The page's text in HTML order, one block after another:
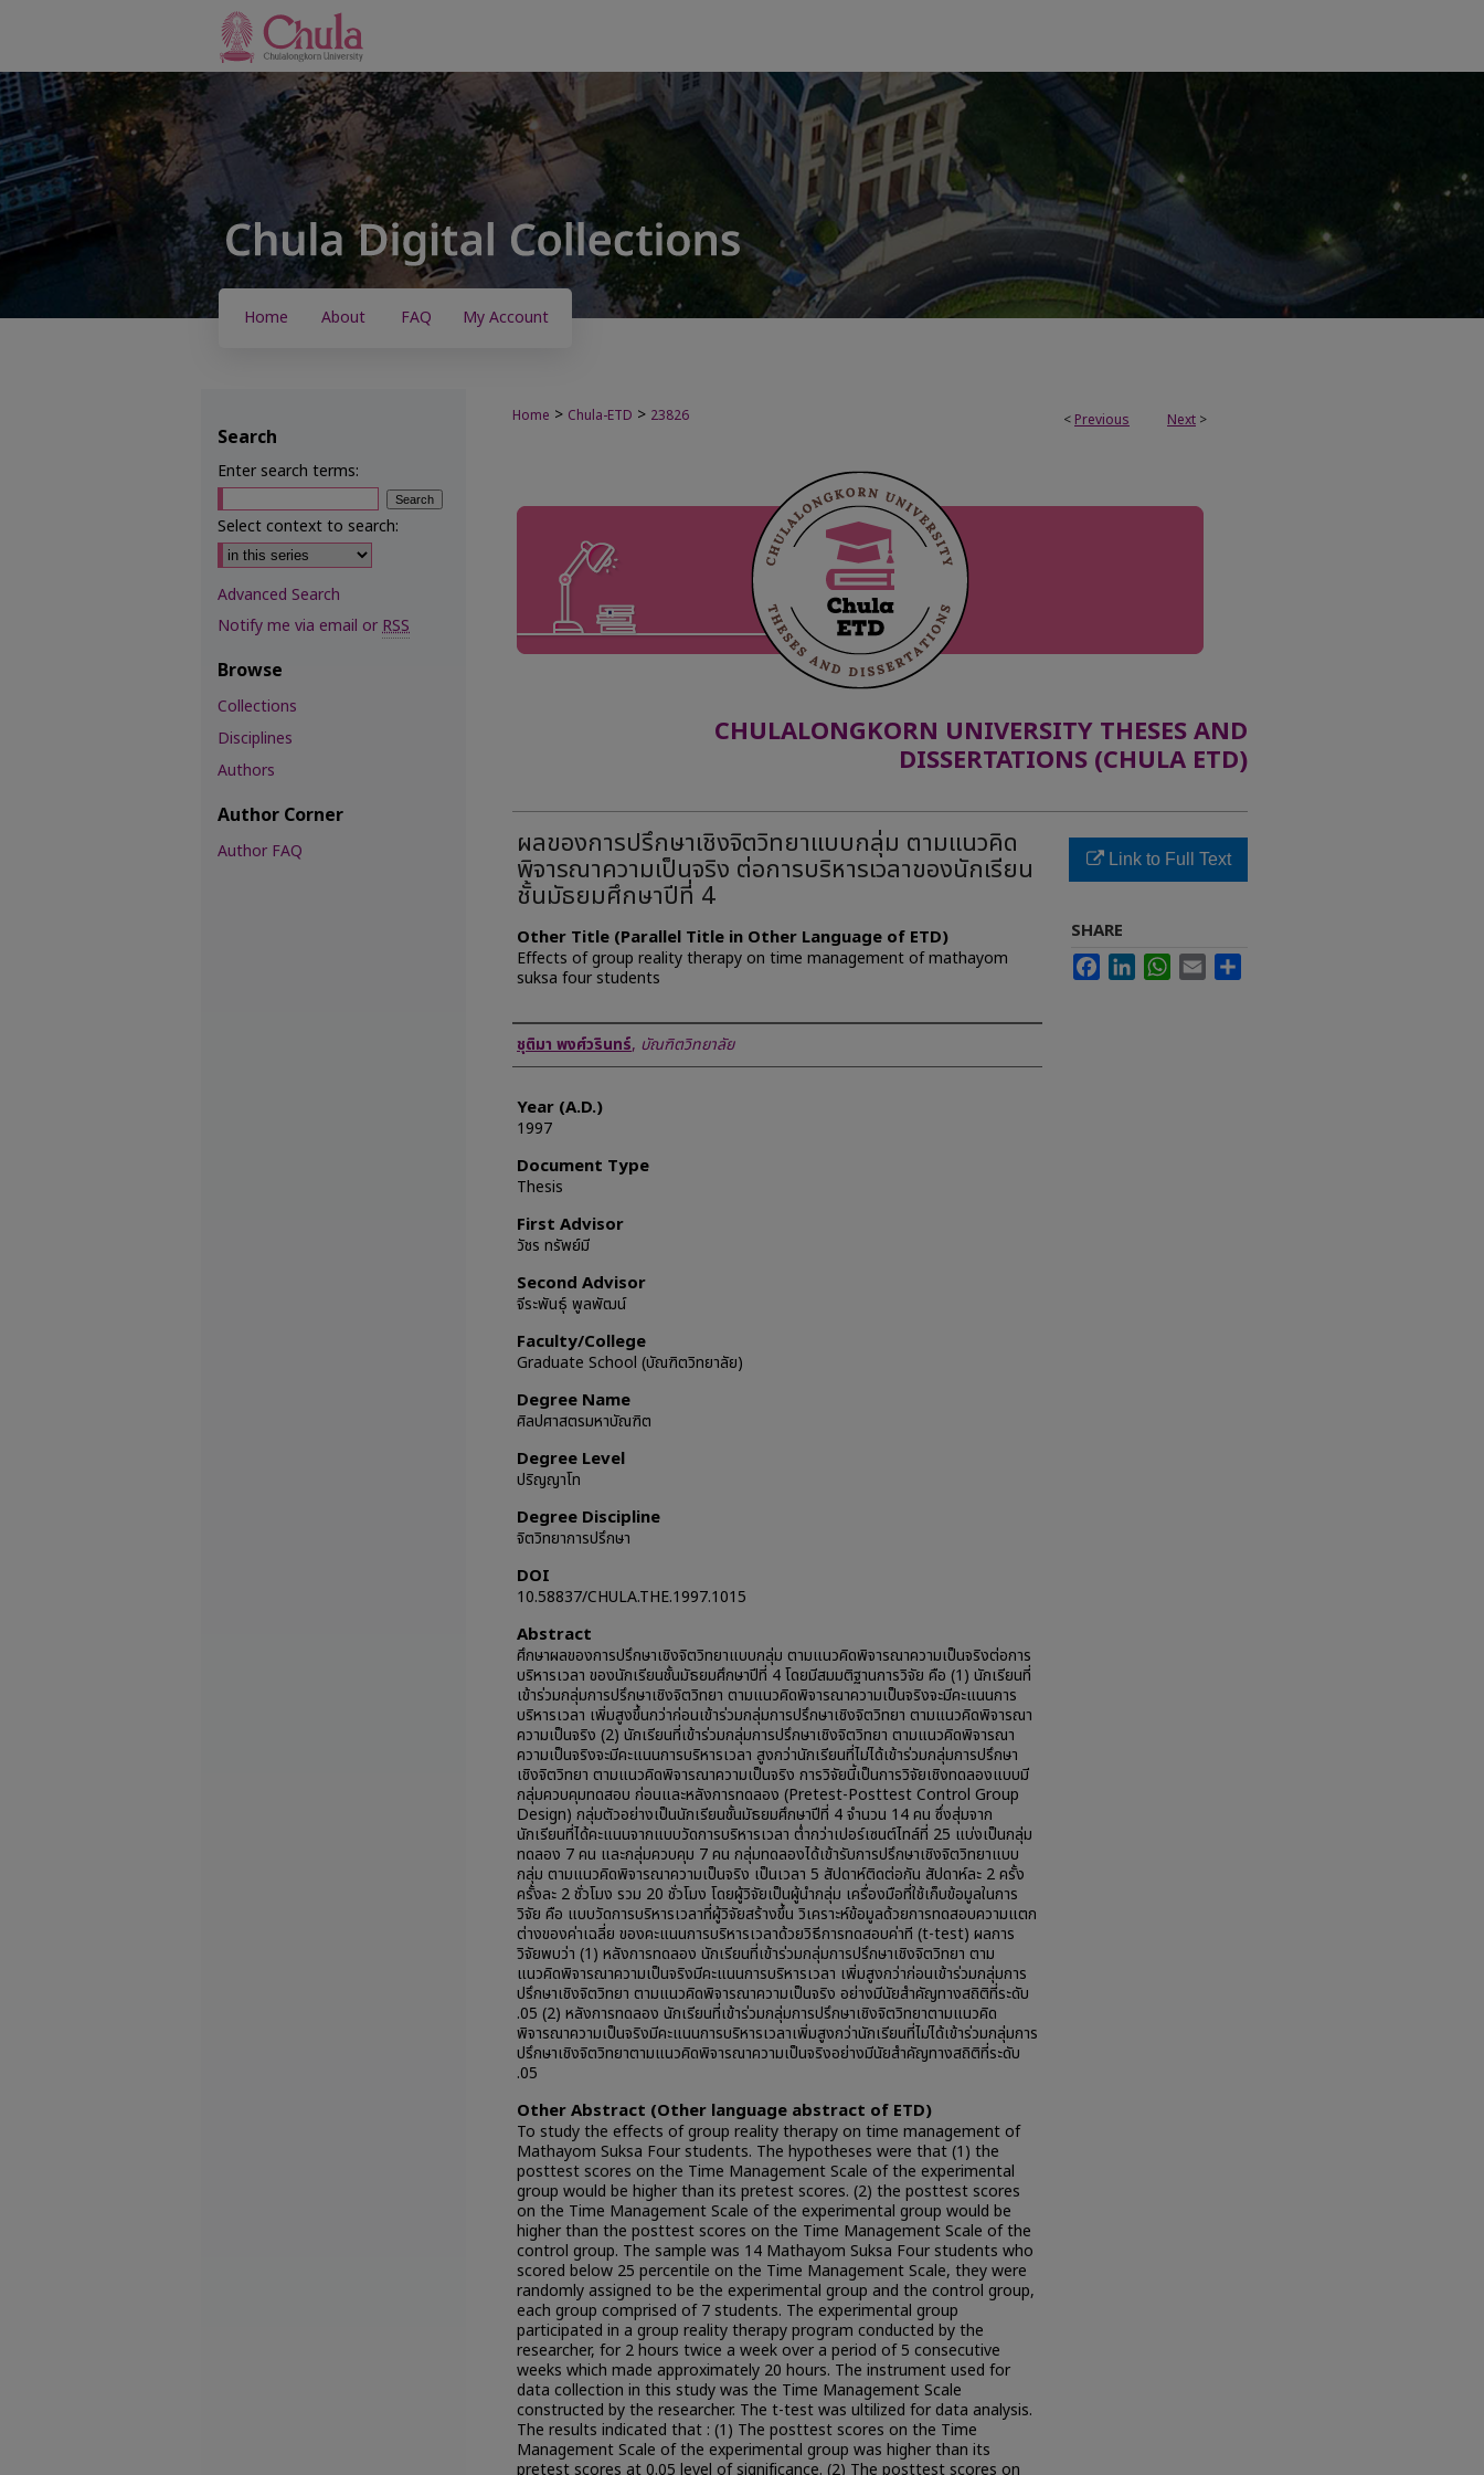
Home About FAQ My Account
< Previous Next >
Home > Chula-ETD > 23826
CHULALONGKORN UNIVERSITY THESES AND
DISSERTATIONS (CHULA ETD)
ผลของการปรึกษาเชิงจิตวิทยาแบบกลุ่ม ตามแนวคิด
พิจารณาความเป็นจริง ต่อการบริหารเวลาของนักเรียน
ชั้นมัธยมศึกษาปีที่ 4
Other Title (Parallel Title in Other Language of ETD)
Effects of group reality therapy on time management of mathayom
suksa four students
Author
ชุติมา พงศ์วรินทร์, บัณฑิตวิทยาลัย
Year (A.D.)
1997
Document Type
Thesis
First Advisor
วัชร ทรัพย์มี
Second Advisor
จีระพันธุ์ พูลพัฒน์
Faculty/College
Graduate School (บัณฑิตวิทยาลัย)
Degree Name
ศิลปศาสตรมหาบัณฑิต
Degree Level
ปริญญาโท
Degree Discipline
จิตวิทยาการปรึกษา
DOI
10.58837/CHULA.THE.1997.1015
Abstract
ศึกษาผลของการปรึกษาเชิงจิตวิทยาแบบกลุ่ม ตามแนวคิดพิจารณาความเป็นจริงต่อการ
บริหารเวลา ของนักเรียนชั้นมัธยมศึกษาปีที่ 4 โดยมีสมมติฐานการวิจัย คือ (1) นักเรียนที่
เข้าร่วมกลุ่มการปรึกษาเชิงจิตวิทยา ตามแนวคิดพิจารณาความเป็นจริงจะมีคะแนนการ
บริหารเวลา เพิ่มสูงขึ้นกว่าก่อนเข้าร่วมกลุ่มการปรึกษาเชิงจิตวิทยา ตามแนวคิดพิจารณา
ความเป็นจริง (2) นักเรียนที่เข้าร่วมกลุ่มการปรึกษาเชิงจิตวิทยา ตามแนวคิดพิจารณา
ความเป็นจริงจะมีคะแนนการบริหารเวลา สูงกว่านักเรียนที่ไม่ได้เข้าร่วมกลุ่มการปรึกษา
เชิงจิตวิทยา ตามแนวคิดพิจารณาความเป็นจริง การวิจัยนี้เป็นการวิจัยเชิงทดลองแบบมี
กลุ่มควบคุมทดสอบ ก่อนและหลังการทดลอง (Pretest-Posttest Control Group
Design) กลุ่มตัวอย่างเป็นนักเรียนชั้นมัธยมศึกษาปีที่ 4 จำนวน 14 คน ซึ่งสุ่มจาก
นักเรียนที่ได้คะแนนจากแบบวัดการบริหารเวลา ต่ำกว่าเปอร์เซนต์ไทล์ที่ 25 แบ่งเป็นกลุ่ม
ทดลอง 7 คน และกลุ่มควบคุม 7 คน กลุ่มทดลองได้เข้ารับการปรึกษาเชิงจิตวิทยาแบบ
กลุ่ม ตามแนวคิดพิจารณาความเป็นจริง เป็นเวลา 5 สัปดาห์ติดต่อกัน สัปดาห์ละ 2 ครั้ง
ครั้งละ 2 ชั่วโมง รวม 20 ชั่วโมง โดยผู้วิจัยเป็นผู้นำกลุ่ม เครื่องมือที่ใช้เก็บข้อมูลในการ
วิจัย คือ แบบวัดการบริหารเวลาที่ผู้วิจัยสร้างขึ้น วิเคราะห์ข้อมูลด้วยการทดสอบความแตก
ต่างของค่าเฉลี่ย ของคะแนนการบริหารเวลาด้วยวิธีการทดสอบค่าที (t-test) ผลการ
วิจัยพบว่า (1) หลังการทดลอง นักเรียนที่เข้าร่วมกลุ่มการปรึกษาเชิงจิตวิทยา ตาม
แนวคิดพิจารณาความเป็นจริงมีคะแนนการบริหารเวลา เพิ่มสูงกว่าก่อนเข้าร่วมกลุ่มการ
ปรึกษาเชิงจิตวิทยา ตามแนวคิดพิจารณาความเป็นจริง อย่างมีนัยสำคัญทางสถิติที่ระดับ
.05 (2) หลังการทดลอง นักเรียนที่เข้าร่วมกลุ่มการปรึกษาเชิงจิตวิทยาตามแนวคิด
พิจารณาความเป็นจริงมีคะแนนการบริหารเวลาเพิ่มสูงกว่านักเรียนที่ไม่ได้เข้าร่วมกลุ่มการ
ปรึกษาเชิงจิตวิทยาตามแนวคิดพิจารณาความเป็นจริงอย่างมีนัยสำคัญทางสถิติที่ระดับ
.05
Other Abstract (Other language abstract of ETD)
To study the effects of group reality therapy on time management of
Mathayom Suksa Four students. The hypotheses were that (1) the
posttest scores on the Time Management Scale of the experimental
group would be higher than its pretest scores. (2) the posttest scores
on the Time Management Scale of the experimental group would be
higher than the posttest scores on the Time Management Scale of the
control group. The sample was 14 Mathayom Suksa Four students who
scored below 25 percentile on the Time Management Scale, they were
randomly assigned to be the experimental group and the control group,
each group comprised of 7 students. The experimental group
participated in a group reality therapy program conducted by the
researcher, for 2 hours twice a week over a period of 5 consecutive
weeks which made approximately 20 hours. The instrument used for
data collection in this study was the Time Management Scale
constructed by the researcher. The t-test was ultilized for data analysis.
The results indicated that : (1) The posttest scores on the Time
Management Scale of the experimental group was higher than its
pretest scores at 0.05 level of significance. (2) The posttest scores on
Link to Full Text
SHARE
FacebookLinkedInWhatsApp
Email
Search
Enter search terms:
Select context to search:
Advanced Search
Notify me via email orRSS
Browse
Collections
Disciplines
Authors
Author Corner
Author FAQ